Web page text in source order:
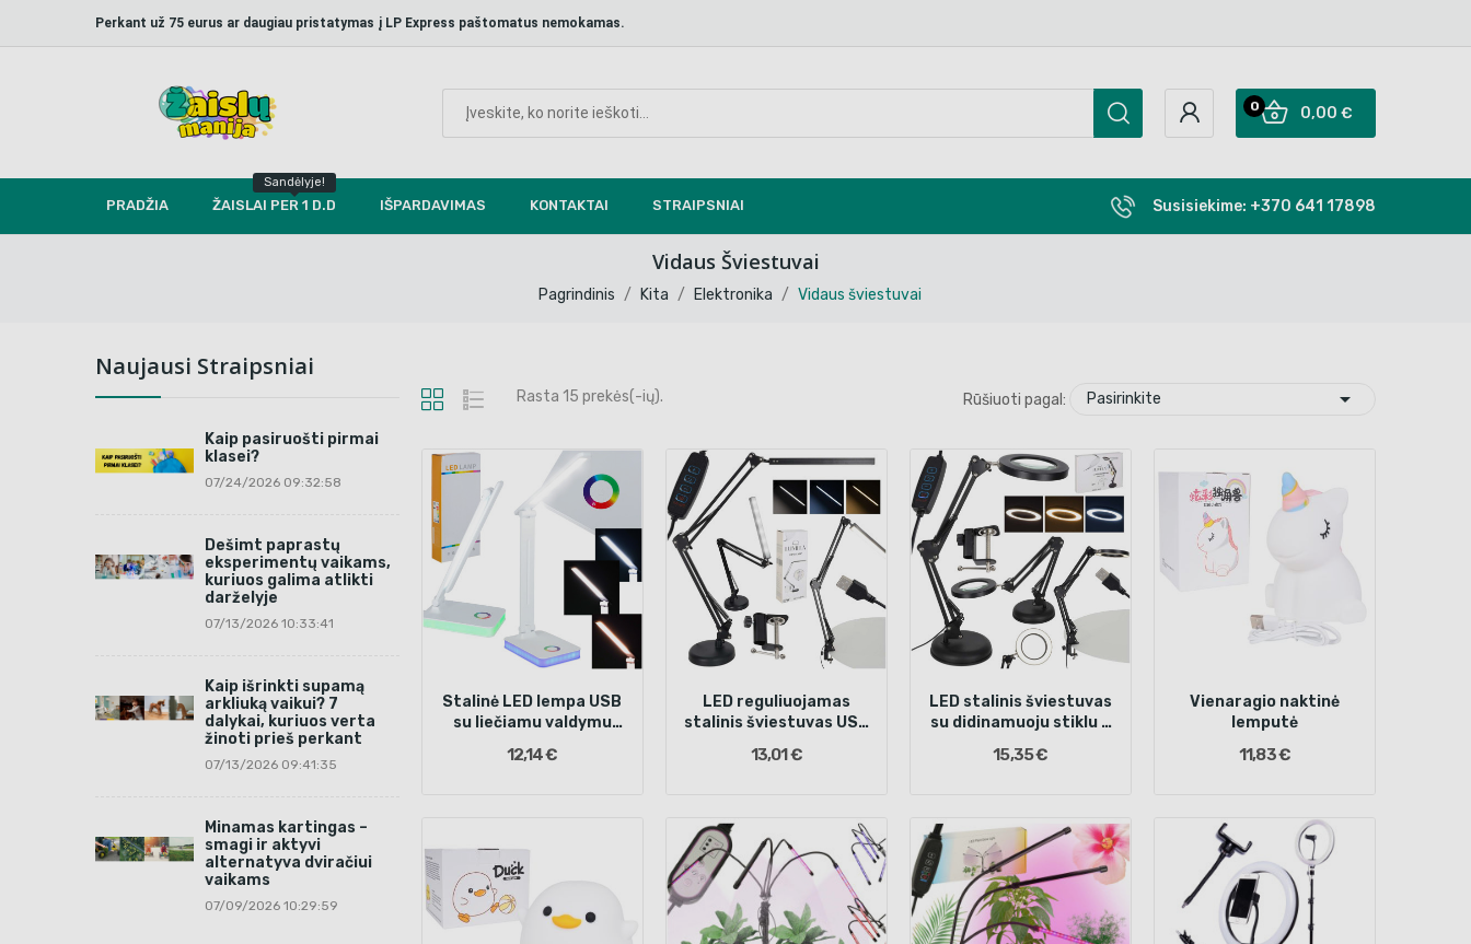
Perkant už 75 eurus ar daugiau pristatymas į LP Express paštomatus nemokamas.
0,00 €
0
PRADŽIA ŽAISLAI PER 1 D.D
Sandėlyje!
IŠPARDAVIMAS KONTAKTAI STRAIPSNIAI Susisiekime: +370 641 17898
Vidaus Šviestuvai
Pagrindinis Kita Elektronika Vidaus šviestuvai
Naujausi Straipsniai
Kaip pasiruošti pirmai
klasei?
07/24/2026 09:32:58
Dešimt paprastų
eksperimentų vaikams,
kuriuos galima atlikti
darželyje
07/13/2026 10:33:41
Kaip išrinkti supamą
arkliuką vaikui? 7
dalykai, kuriuos verta
žinoti prieš perkant
07/13/2026 09:41:35
Minamas kartingas –
smagi ir aktyvi
alternatyva dviračiui
vaikams
07/09/2026 10:29:59
Rasta 15 prekės(-ių). Rūšiuoti pagal: Pasirinkite 
Stalinė LED lempa USB
su liečiamu valdymu
12,14 €
LED reguliuojamas
stalinis šviestuvas USB
13,01 €
LED stalinis šviestuvas
su didinamuoju stiklu 2
15,35 €
Vienaragio naktinė
lemputė
11,83 €